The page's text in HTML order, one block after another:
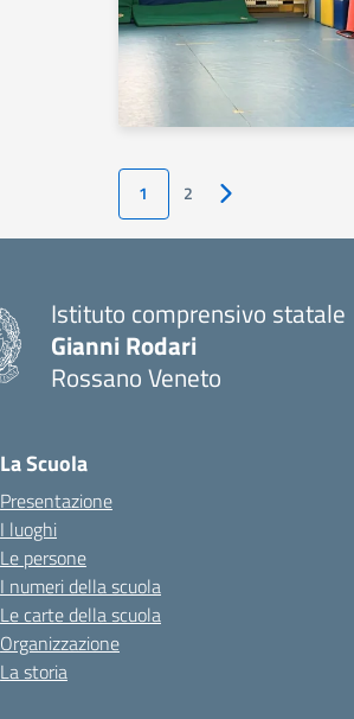
1 2 Pagina successiva
Istituto comprensivo statale
Gianni Rodari
Rossano Veneto
La Scuola
Presentazione
I luoghi
Le persone
I numeri della scuola
Le carte della scuola
Organizzazione
La storia